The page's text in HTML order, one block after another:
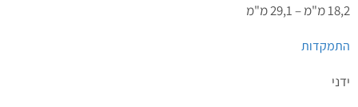
18,2 מ"מ – 29,1 מ"מ
התמקדות
ידני